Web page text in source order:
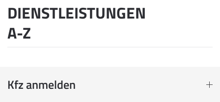
DIENSTLEISTUNGEN
A-Z
Kfz anmelden